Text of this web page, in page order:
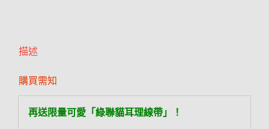
描述
購買需知
再送限量可愛「綠聯貓耳理線帶」！